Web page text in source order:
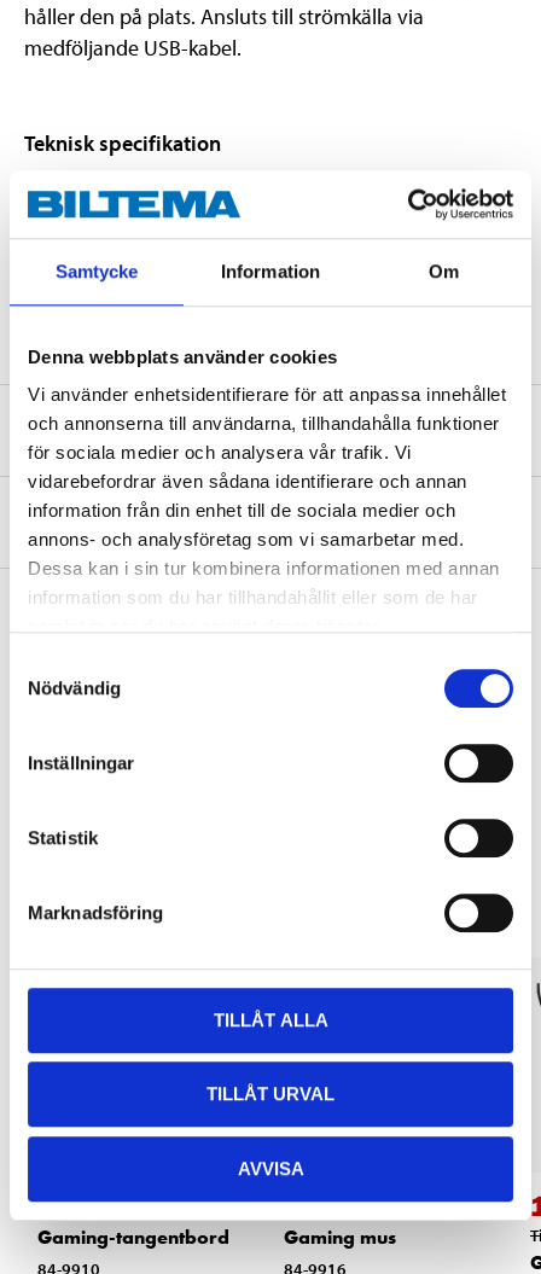
Samtycke Information Om
Denna webbplats använder cookies
Vi använder enhetsidentifierare för att anpassa innehållet
och annonserna till användarna, tillhandahålla funktioner
för sociala medier och analysera vår trafik. Vi
vidarebefordrar även sådana identifierare och annan
information från din enhet till de sociala medier och
annons- och analysföretag som vi samarbetar med.
Dessa kan i sin tur kombinera informationen med annan
information som du har tillhandahållit eller som de har
Nödvändig
Inställningar
Statistik
Marknadsföring
TILLÅT ALLA
TILLÅT URVAL
AVVISA
håller den på plats. Ansluts till strömkälla via
medföljande USB-kabel.
Teknisk specifikation
Längd
Säkerhetsinformation och övriga dokument
Om tillverkaren
Köp & Hämta i ditt varuhus inom 2 timmar! För mer information om
Andra kunder köpte också
359:-
Gaming-tangentbord
84-9910
149:-
Gaming mus
84-9916